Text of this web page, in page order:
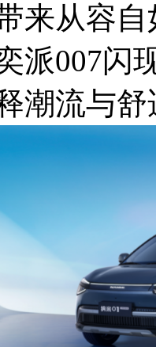
来从容
派007闪
潮流与舒